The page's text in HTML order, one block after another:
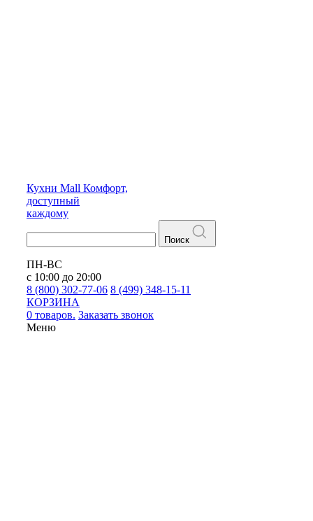
Кухни Mall Комфорт,
доступный
каждому
Поиск
ПН-ВС
с 10:00 до 20:00
8 (800) 302-77-06 8 (499) 348-15-11
КОРЗИНА
0 товаров. Заказать звонок
Меню